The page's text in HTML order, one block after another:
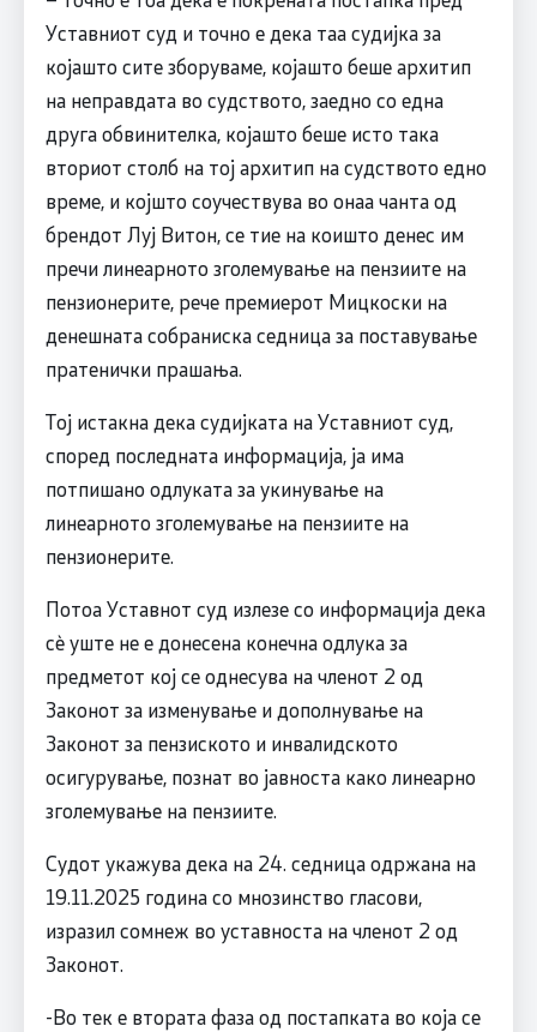
Уставниот суд и точно е дека таа судијка за
којашто сите зборуваме, којашто беше архитип
на неправдата во судството, заедно со една
друга обвинителка, којашто беше исто така
вториот столб на тој архитип на судството едно
време, и којшто соучествува во онаа чанта од
брендот Луј Витон, се тие на коишто денес им
пречи линеарното зголемување на пензиите на
пензионерите, рече премиерот Мицкоски на
денешната собраниска седница за поставување
пратенички прашања.
Тој истакна дека судијката на Уставниот суд,
според последната информација, ја има
потпишано одлуката за укинување на
линеарното зголемување на пензиите на
пензионерите.
Потоа Уставнот суд излезе со информација дека
сè уште не е донесена конечна одлука за
предметот кој се однесува на членот 2 од
Законот за изменување и дополнување на
Законот за пензиското и инвалидското
осигурување, познат во јавноста како линеарно
зголемување на пензиите.
Судот укажува дека на 24. седница одржана на
19.11.2025 година со мнозинство гласови,
изразил сомнеж во уставноста на членот 2 од
Законот.
-Во тек е втората фаза од постапката во која се